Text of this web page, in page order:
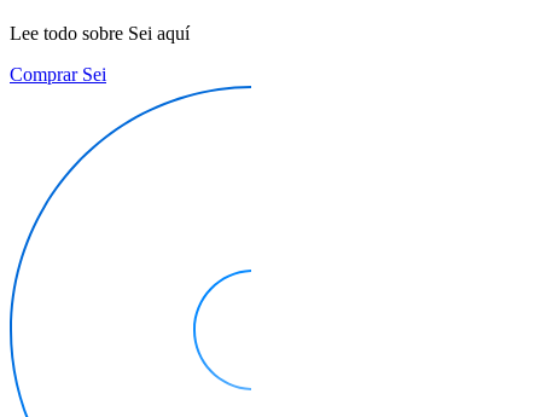
Lee todo sobre Sei aquí
Comprar Sei